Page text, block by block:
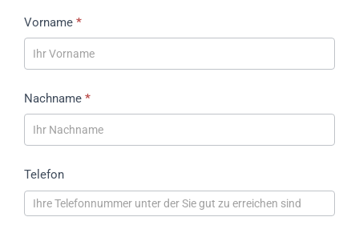
Contact
Us
Vorname *
Nachname *
Telefon